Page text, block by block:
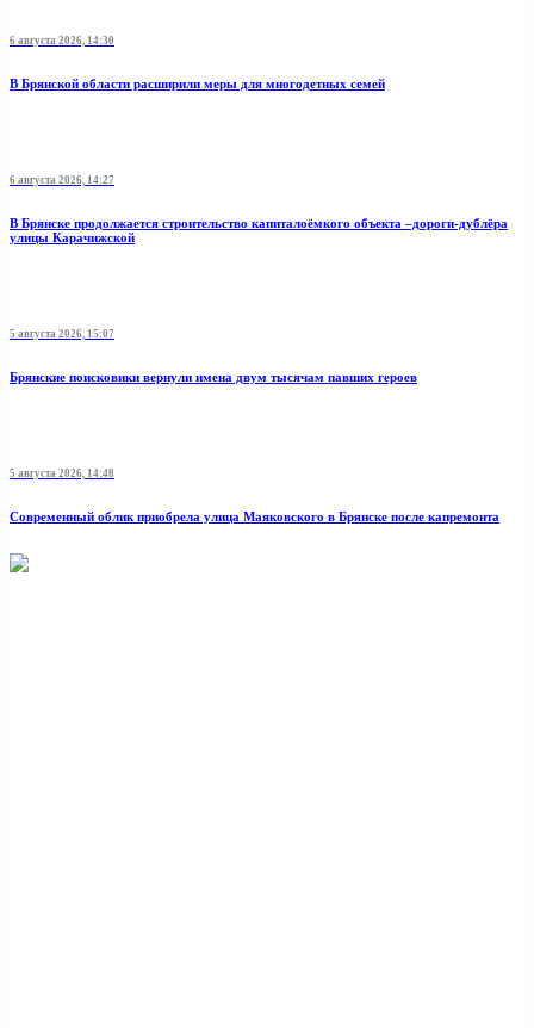
6 августа 2026, 14:30
В Брянской области расширили меры для многодетных семей
6 августа 2026, 14:27
В Брянске продолжается строительство капиталоёмкого объекта –дороги-дублёра
улицы Карачижской
5 августа 2026, 15:07
Брянские поисковики вернули имена двум тысячам павших героев
5 августа 2026, 14:48
Современный облик приобрела улица Маяковского в Брянске после капремонта